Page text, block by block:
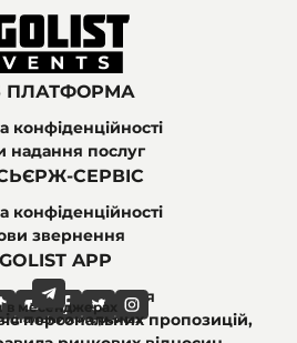
ПЛАТФОРМА
конфіденційності
надання послуг
СЕРВІС
конфіденційності
звернення
APP
питання
мережах
в месенджерах
персональних пропозицій,